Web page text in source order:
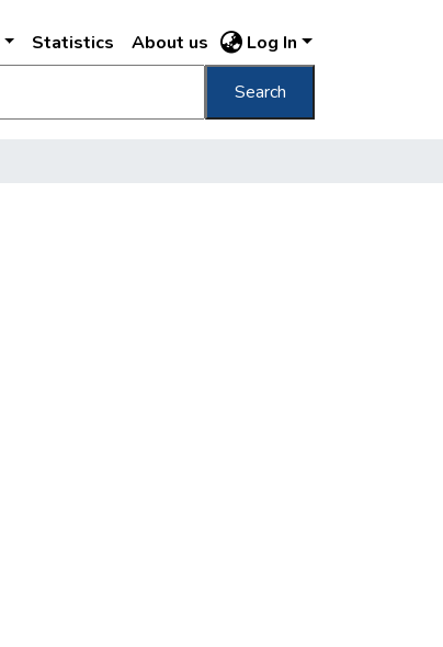
Statistics About us Log In
Search